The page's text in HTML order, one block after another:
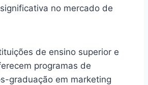
no mercado de
de ensino superior e
programas de
graduação em marketing